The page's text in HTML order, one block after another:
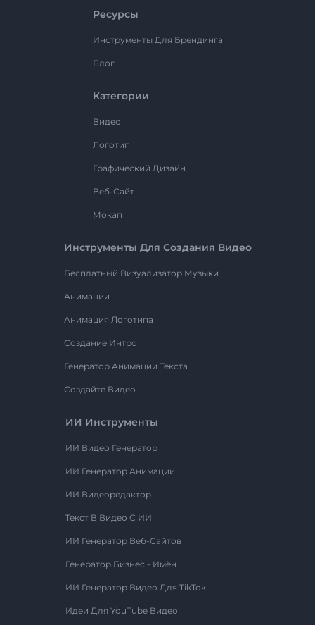
Ресурсы
Инструменты Для Брендинга
Блог
Категории
Видео
Логотип
Графический Дизайн
Веб-Сайт
Мокап
Инструменты Для Создания Видео
Бесплатный Визуализатор Музыки
Анимации
Анимация Логотипа
Создание Интро
Генератор Анимации Текста
Создайте Видео
ИИ Инструменты
ИИ Видео Генератор
ИИ Генератор Анимации
ИИ Видеоредактор
Текст В Видео С ИИ
ИИ Генератор Веб-Сайтов
Генератор Бизнес - Имён
ИИ Генератор Видео Для TikTok
Идеи Для YouTube Видео